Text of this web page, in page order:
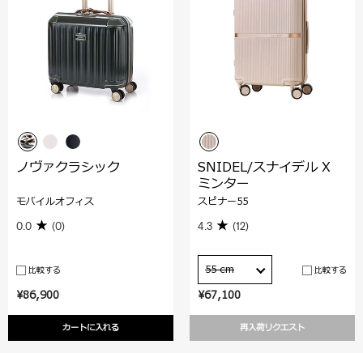
¥86,900
カートに入れる
ノヴァクラシック
モバイルオフィス
0.0 (0)
比較する
¥67,100
再入荷リクエスト
SNIDEL/スナイデル X
ミンター
スピナー55
4.3 (12)
55 cm 比較する